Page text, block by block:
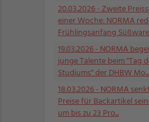
20.03.2026- Zweite
einer Woche: NORMA
Frühlingsanfang
19.03.2026- NORMA
junge Talente beim "Tag
Studiums" der DHBW Mo...
18.03.2026- NORMA
Preise für Backartikel
um bis zu 23 Pro...